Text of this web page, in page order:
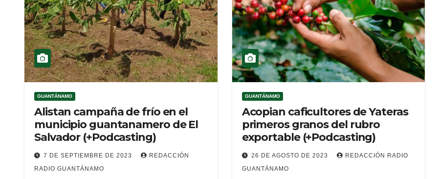
GUANTÁNAMO
Alistan campaña de frío en el
municipio guantanamero de El
Salvador (+Podcasting)
7 DE SEPTIEMBRE DE 2023
REDACCIÓN
RADIO GUANTÁNAMO
GUANTÁNAMO
Acopian caficultores de Yateras
primeros granos del rubro
exportable (+Podcasting)
26 DE AGOSTO DE 2023
REDACCIÓN RADIO
GUANTÁNAMO